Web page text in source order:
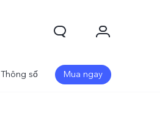
Thông số Mua ngay